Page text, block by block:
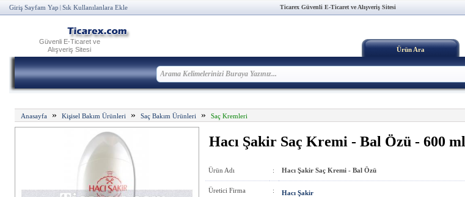
Giriş Sayfam Yap Sık Kullanılanlara Ekle Ticarex Güvenli E-Ticaret ve Alışveriş Sitesi
Güvenli E-Ticaret ve
Alışveriş Sitesi
Ürün Ara
Anasayfa» Kişisel Bakım Ürünleri » Saç Bakım Ürünleri » Saç Kremleri
Hacı Şakir Saç Kremi - Bal Özü - 600 ml
Ürün Adı : Hacı Şakir Saç Kremi - Bal Özü
Üretici Firma : Hacı Şakir